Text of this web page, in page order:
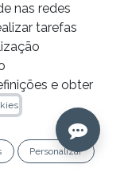
micro-
na
dentárias,
de
permitem
cárie,
nas redes
tarefas
e obter
Personalizar